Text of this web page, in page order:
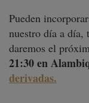
Pueden
nuestro día a día,
daremos el
21:30 en
derivadas.